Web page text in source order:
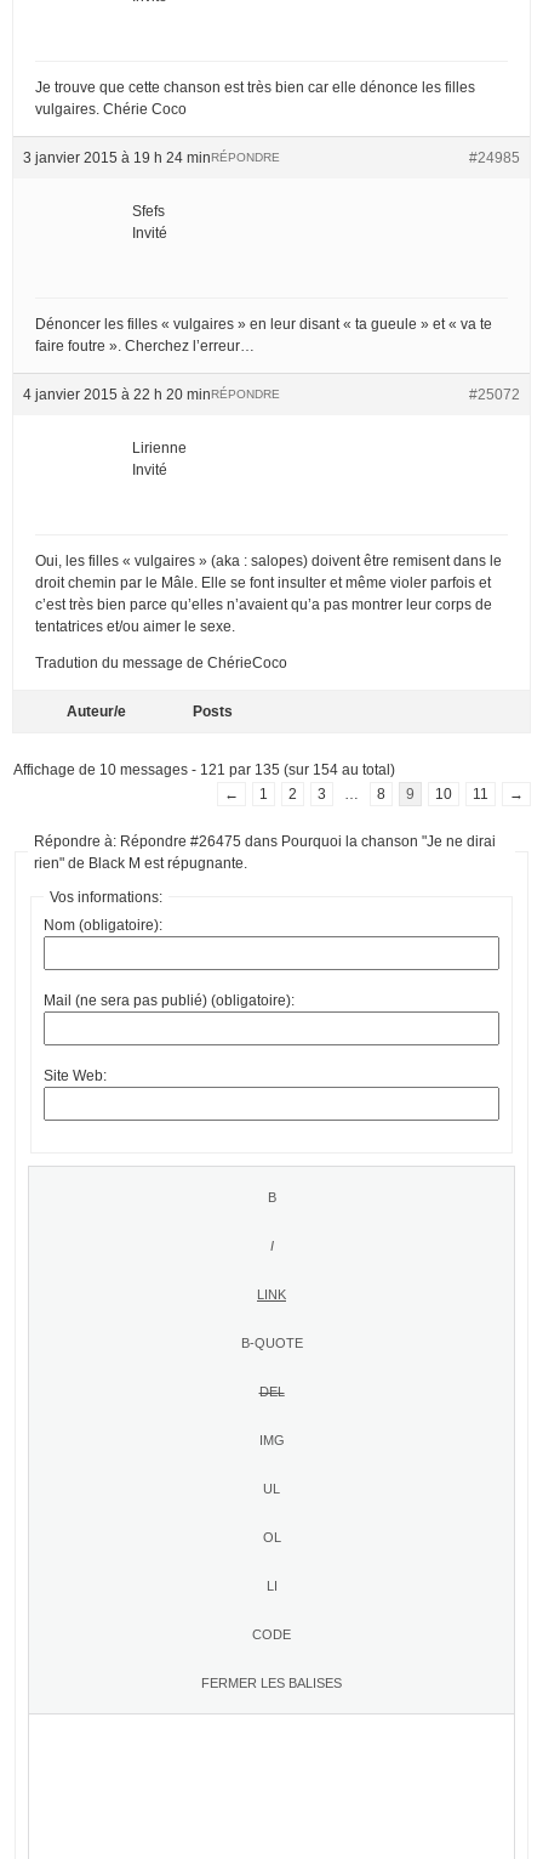
Je trouve que cette chanson est très bien car elle dénonce les filles
vulgaires. Chérie Coco
3 janvier 2015 à 19 h 24 min #24985
RÉPONDRE
Sfefs
Invité
Dénoncer les filles « vulgaires » en leur disant « ta gueule » et « va te
faire foutre ». Cherchez l’erreur…
4 janvier 2015 à 22 h 20 min #25072
RÉPONDRE
Lirienne
Invité
Oui, les filles « vulgaires » (aka : salopes) doivent être remisent dans le
droit chemin par le Mâle. Elle se font insulter et même violer parfois et
c’est très bien parce qu’elles n’avaient qu’a pas montrer leur corps de
tentatrices et/ou aimer le sexe.
Tradution du message de ChérieCoco
Auteur/e Posts
Affichage de 10 messages - 121 par 135 (sur 154 au total)
←
1 2 3 8 9 10 11 →
Répondre à: Répondre #26475 dans Pourquoi la chanson "Je ne dirai
rien" de Black M est répugnante.
Vos informations:
Nom (obligatoire):
Mail (ne sera pas publié) (obligatoire):
Site Web: